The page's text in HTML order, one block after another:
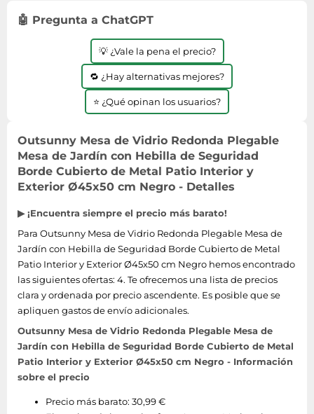
🤖 Pregunta a ChatGPT
💡 ¿Vale la pena el precio?
🔁 ¿Hay alternativas mejores?
⭐ ¿Qué opinan los usuarios?
Outsunny Mesa de Vidrio Redonda Plegable
Mesa de Jardín con Hebilla de Seguridad
Borde Cubierto de Metal Patio Interior y
Exterior Ø45x50 cm Negro - Detalles
▶ ¡Encuentra siempre el precio más barato!
Para Outsunny Mesa de Vidrio Redonda Plegable Mesa de
Jardín con Hebilla de Seguridad Borde Cubierto de Metal
Patio Interior y Exterior Ø45x50 cm Negro hemos encontrado
las siguientes ofertas: 4. Te ofrecemos una lista de precios
clara y ordenada por precio ascendente. Es posible que se
apliquen gastos de envío adicionales.
Outsunny Mesa de Vidrio Redonda Plegable Mesa de
Jardín con Hebilla de Seguridad Borde Cubierto de Metal
Patio Interior y Exterior Ø45x50 cm Negro - Información
sobre el precio
Precio más barato: 30,99 €